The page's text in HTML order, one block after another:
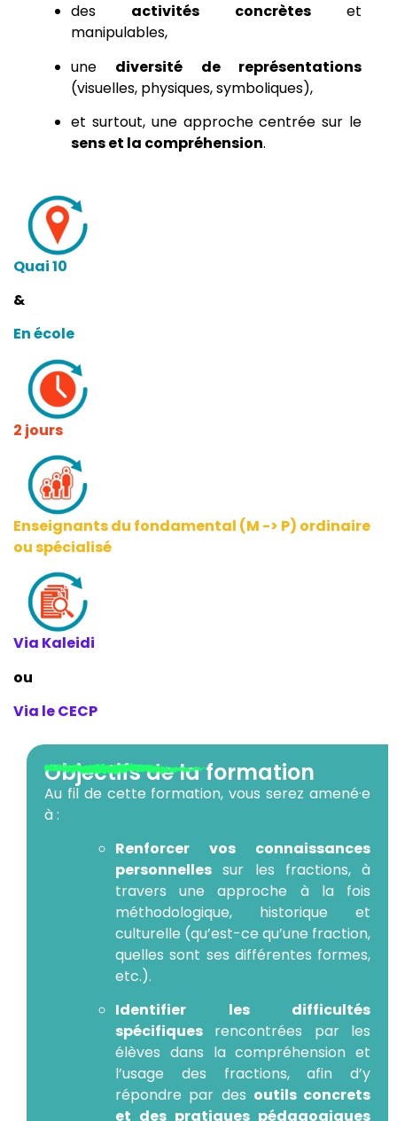
des activités concrèteset
manipulables,
une diversité de représentations
(visuelles, physiques, symboliques),
et surtout, une approche centrée sur le
sens et la compréhension.
Quai 10
&
En école
2 jours
Enseignants du fondamental (M -> P) ordinaire
ou spécialisé
Via Kaleidi
ou
Via le CECP
Objectifs de la formation
Au fil de cette formation, vous serez amené·e
à :
Renforcer vos connaissances
personnelles sur les fractions, à
travers une approche à la fois
méthodologique, historique et
culturelle (qu’est-ce qu’une fraction,
quelles sont ses différentes formes,
etc.).
Identifier les difficultés
spécifiques rencontrées par les
élèves dans la compréhension et
l’usage des fractions, afin d’y
répondre par des outils concrets
et des pratiques pédagogiques